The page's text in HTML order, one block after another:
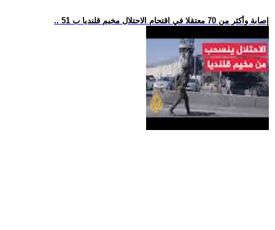
.. 51 إصابة وأكثر من 70 معتقلا في اقتحام الاحتلال مخيم قلنديا ب